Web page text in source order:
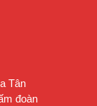
Tân
đoàn